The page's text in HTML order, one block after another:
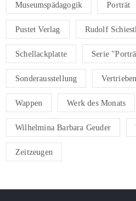
Museumspädagogik Porträt
Pustet Verlag Rudolf
Schellackplatte Serie
Sonderausstellung
Wappen Werk des Monats
Wilhelmina Barbara Geuder
Zeitzeugen